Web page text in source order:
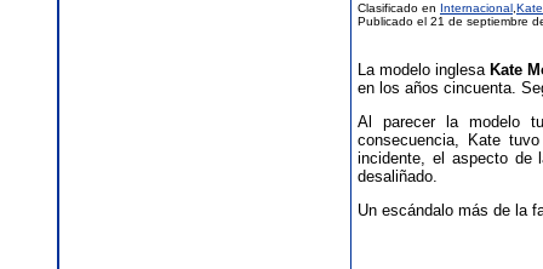
Clasificado en Internacional
Publicado el 21 de septiembre
La modelo inglesa Kate
en los años cincuenta.
Al parecer la modelo
consecuencia, Kate
incidente, el aspecto de
desaliñado.
Un escándalo más de la